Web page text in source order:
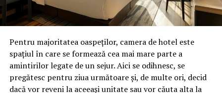
lege, încălcând legea.
Or, acest lucru este evident că nu convine emanaților
din vechea Securitate, încă infiltrată puternic în SRI,
care încearcă și azi restaurația. De altfel, așa cum am
scris încă din prima zi de funcționare a guvernului
mandatat de Iohannis, 5 noiembrie 2019, obiectivul
principal al schimbării de guvern a fost – Restaurația –
Pentru majoritatea oaspeților, camera de hotel este
spațiul în care se formează cea mai mare parte a
amintirilor legate de un sejur. Aici se odihnesc, se
pregătesc pentru ziua următoare și, de multe ori, decid
dacă vor reveni la aceeași unitate sau vor căuta alta la